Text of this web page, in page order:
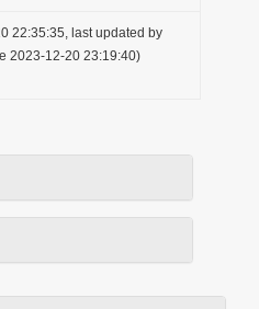
22:35:35, last updated by
2023-12-20 23:19:40)